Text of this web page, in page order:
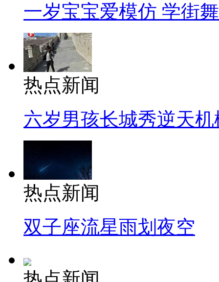
一岁宝宝爱模仿 学街
热点新闻
六岁男孩长城秀逆天机
热点新闻
双子座流星雨划夜空